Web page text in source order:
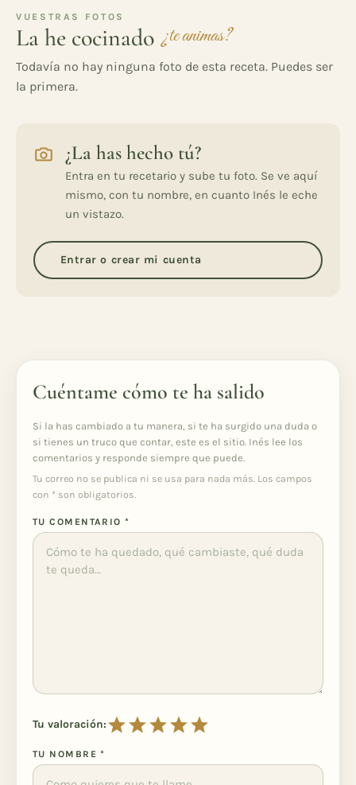
VUESTRAS FOTOS
La he cocinado ¿te animas?
Todavía no hay ninguna foto de esta receta. Puedes ser
la primera.
¿La has hecho tú?
Entra en tu recetario y sube tu foto. Se ve aquí
mismo, con tu nombre, en cuanto Inés le eche
un vistazo.
Entrar o crear mi cuenta
Cuéntame cómo te ha salido
Si la has cambiado a tu manera, si te ha surgido una duda o
si tienes un truco que contar, este es el sitio. Inés lee los
comentarios y responde siempre que puede.
Tu correo no se publica ni se usa para nada más. Los campos
con * son obligatorios.
TU COMENTARIO *
Tu valoración:
TU NOMBRE *